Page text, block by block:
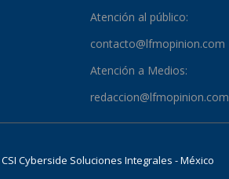
Atención al público:
contacto@lfmopinion.com
Atención a Medios:
redaccion@lfmopinion.com
CSI Cyberside Soluciones Integrales - México